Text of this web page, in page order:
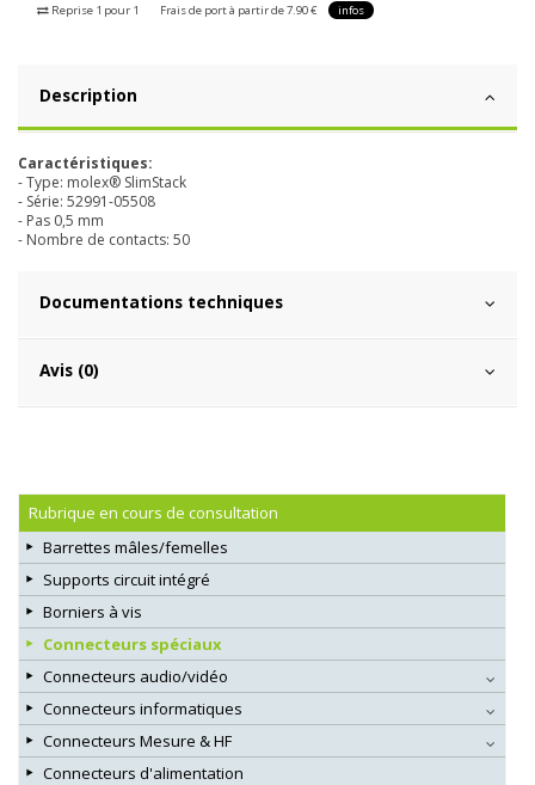
Reprise 1 pour 1 Frais de port à partir de 7.90 € infos
Description
Caractéristiques:
- Type: molex® SlimStack
- Série: 52991-05508
- Pas 0,5 mm
- Nombre de contacts: 50
Documentations techniques
Avis (0)
Rubrique en cours de consultation
Barrettes mâles/femelles
Supports circuit intégré
Borniers à vis
Connecteurs spéciaux
Connecteurs audio/vidéo
Connecteurs informatiques
Connecteurs Mesure & HF
Connecteurs d'alimentation